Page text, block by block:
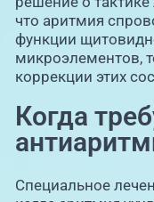
что аритмия
функции
микроэлементов,
коррекции этих
Когда
Специальное